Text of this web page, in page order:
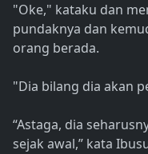
"Oke," kataku dan
pundaknya dan
orang berada.
"Dia bilang dia akan
“Astaga, dia
sejak awal,” kata